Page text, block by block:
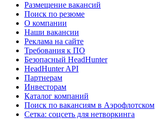
Размещение вакансий
Поиск по резюме
О компании
Наши вакансии
Реклама на сайте
Требования к ПО
Безопасный HeadHunter
HeadHunter API
Партнерам
Инвесторам
Каталог компаний
Поиск по вакансиям в Аэрофлотском
Сетка: соцсеть для нетворкинга